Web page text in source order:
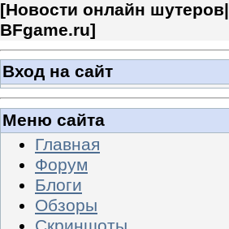
[Новости онлайн шутеров|
BFgame.ru]
Вход на сайт
Меню сайта
Главная
Форум
Блоги
Обзоры